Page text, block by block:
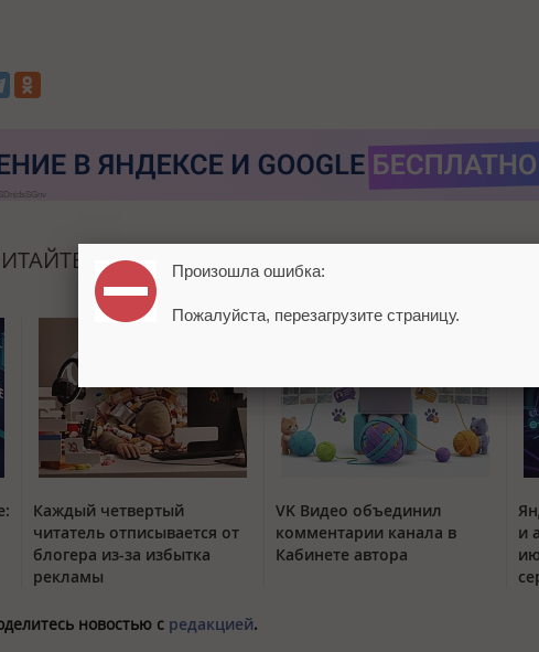
ТАКЖЕ
Каждый четвертый
читатель отписывается от
блогера из-за избытка
рекламы
VK Видео объединил
комментарии канала в
Кабинете автора
и
новостью с редакцией.
Произошла ошибка:
Пожалуйста, перезагрузите страницу.